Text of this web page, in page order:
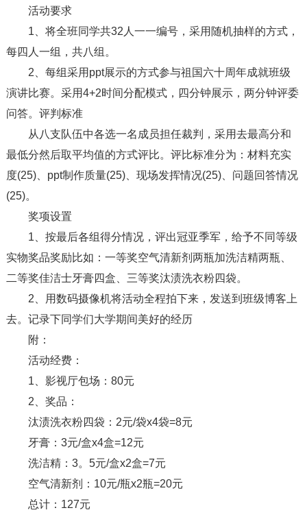
活动要求
1、将全班同学共32人一一编号，采用随机抽样的方式，
每四人一组，共八组。
2、每组采用ppt展示的方式参与祖国六十周年成就班级
演讲比赛。采用4+2时间分配模式，四分钟展示，两分钟评委
问答。评判标准
从八支队伍中各选一名成员担任裁判，采用去最高分和
最低分然后取平均值的方式评比。评比标准分为：材料充实
度(25)、ppt制作质量(25)、现场发挥情况(25)、问题回答情况
(25)。
奖项设置
1、按最后各组得分情况，评出冠亚季军，给予不同等级
实物奖品奖励比如：一等奖空气清新剂两瓶加洗洁精两瓶、
二等奖佳洁士牙膏四盒、三等奖汰渍洗衣粉四袋。
2、用数码摄像机将活动全程拍下来，发送到班级博客上
去。记录下同学们大学期间美好的经历
附：
活动经费：
1、影视厅包场：80元
2、奖品：
汰渍洗衣粉四袋：2元/袋x4袋=8元
牙膏：3元/盒x4盒=12元
洗洁精：3。5元/盒x2盒=7元
空气清新剂：10元/瓶x2瓶=20元
总计：127元